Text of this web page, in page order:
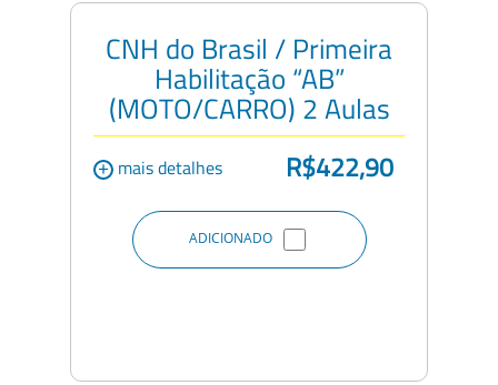
CNH do Brasil / Primeira
Habilitação “AB”
(MOTO/CARRO) 2 Aulas
+ mais detalhes R$422,90
ADICIONADO